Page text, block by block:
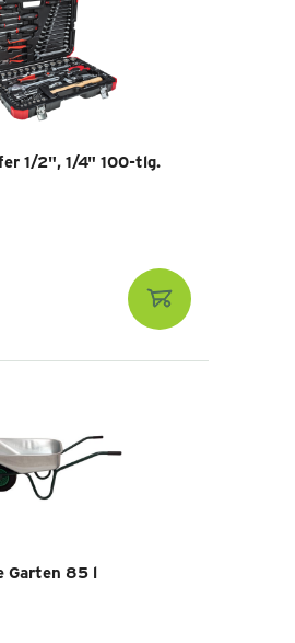
1/2", 1/4" 100-tlg.
Garten 85 l